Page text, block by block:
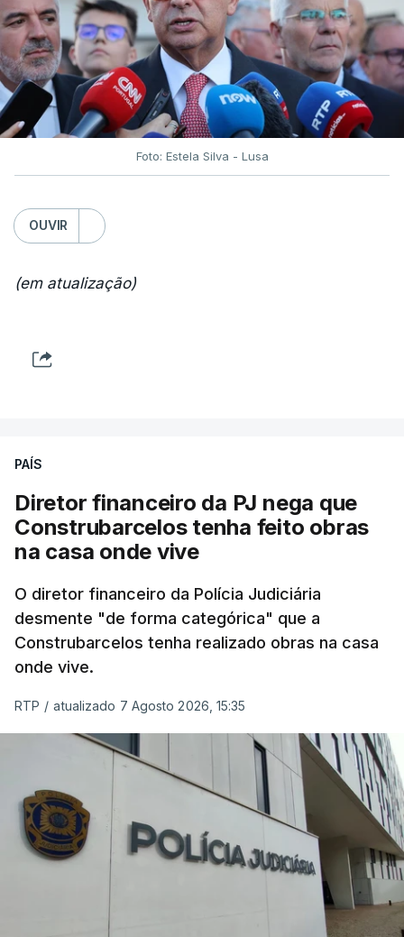
Foto: Estela Silva - Lusa
OUVIR
(em atualização)
PAÍS
Diretor financeiro da PJ nega que
Construbarcelos tenha feito obras
na casa onde vive
O diretor financeiro da Polícia Judiciária
desmente "de forma categórica" que a
Construbarcelos tenha realizado obras na casa
onde vive.
RTP / atualizado 7 Agosto 2026, 15:35